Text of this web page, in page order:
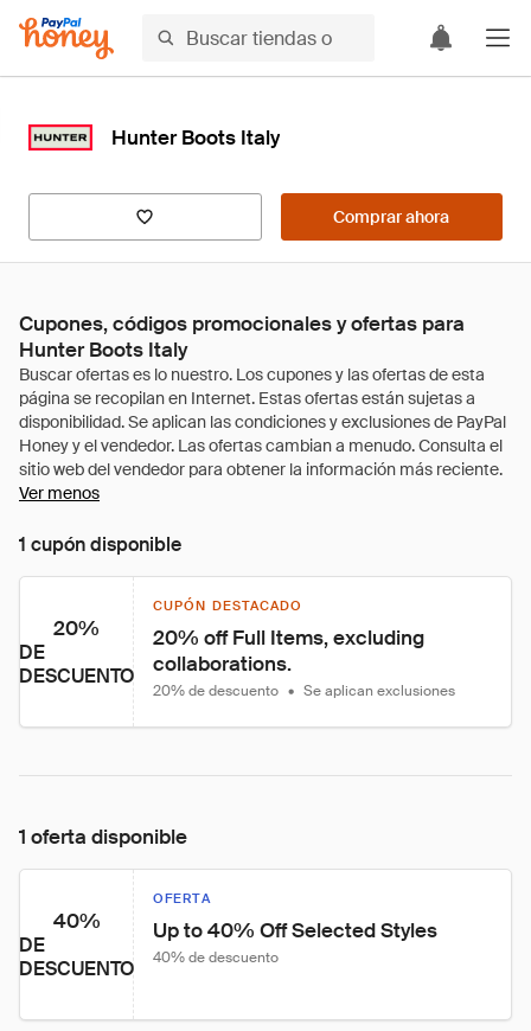
Hunter Boots Italy
Comprar ahora
Cupones, códigos promocionales y ofertas para
Hunter Boots Italy
Ver menos
1 cupón disponible
20%
DE
DESCUENTO
CUPÓN DESTACADO
20% off Full Items, excluding
collaborations.
20% de descuento • Se aplican exclusiones
1 oferta disponible
40%
DE
DESCUENTO
OFERTA
Up to 40% Off Selected Styles
40% de descuento